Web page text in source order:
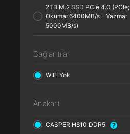
2TB M.2 SSD PCle 4.0 (PCle;
Okuma: 6400MB/s - Yazma:
5000MB/s)
Bağlantılar
WIFI Yok
Anakart
CASPER H810 DDR5